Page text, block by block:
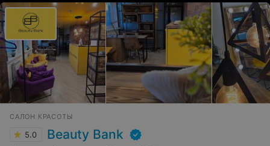
САЛОН КРАСОТЫ
5.0 Beauty Bank